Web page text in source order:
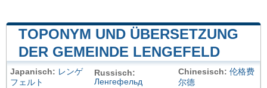
TOPONYM UND ÜBERSETZUNG
DER GEMEINDE LENGEFELD
Japanisch: レンゲ
フェルト
Russisch:
Ленгефельд
Chinesisch: 伦格费
尔德